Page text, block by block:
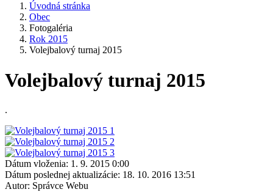
Úvodná stránka
Obec
Fotogaléria
Rok 2015
Volejbalový turnaj 2015
Volejbalový turnaj 2015
.
Dátum vloženia: 1. 9. 2015 0:00
Dátum poslednej aktualizácie: 18. 10. 2016 13:51
Autor: Správce Webu